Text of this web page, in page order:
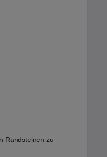
Randsteinen zu